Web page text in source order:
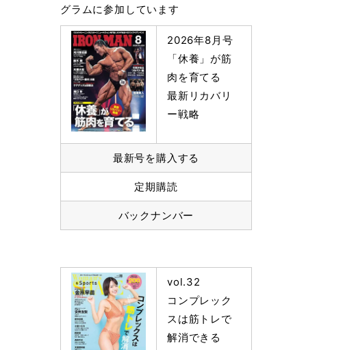
グラムに参加しています
2026年8月号
「休養」が筋
肉を育てる
最新リカバリ
ー戦略
最新号を購入する
定期購読
バックナンバー
vol.32
コンプレック
スは筋トレで
解消できる